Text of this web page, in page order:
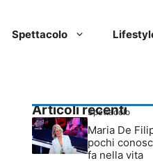
Spettacolo
Articoli recenti
Spettacolo
Maria De
pochi
fa nella vita